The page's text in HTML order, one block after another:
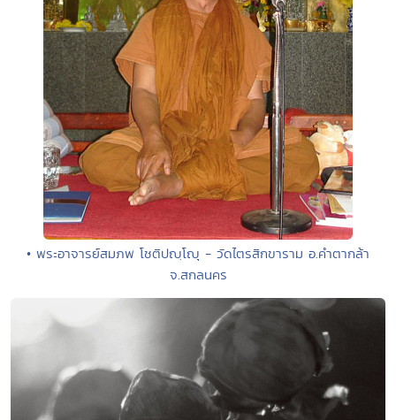
• พระอาจารย์สมภพ โชติปญฺโญุ - วัดไตรสิกขาราม อ.คำตากล้า
จ.สกลนคร